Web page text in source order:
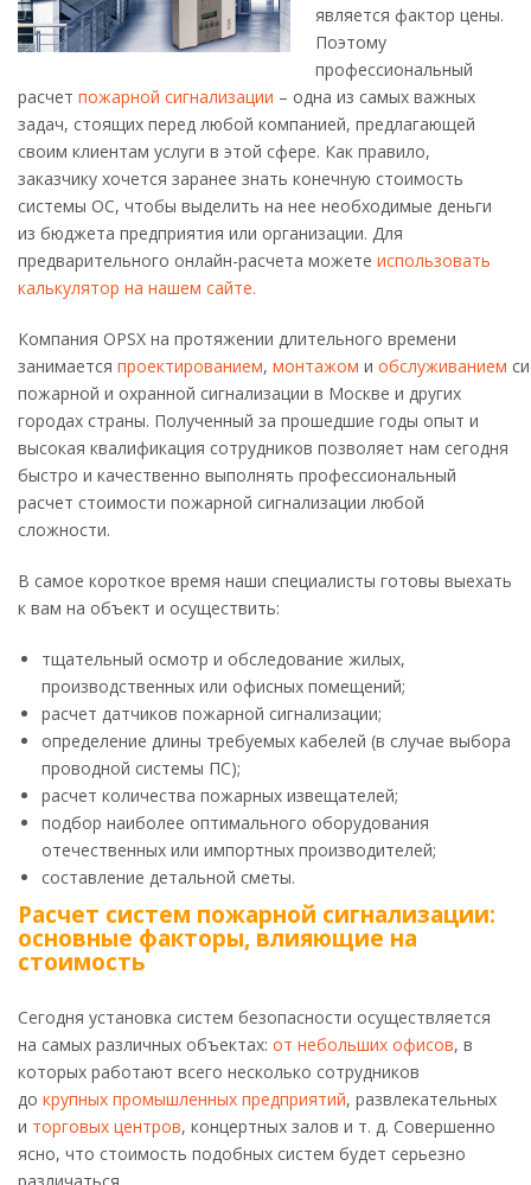
является фактор цены.
Поэтому
профессиональный
расчет пожарной сигнализации – одна из самых важных
задач, стоящих перед любой компанией, предлагающей
своим клиентам услуги в этой сфере. Как правило,
заказчику хочется заранее знать конечную стоимость
системы ОС, чтобы выделить на нее необходимые деньги
из бюджета предприятия или организации. Для
предварительного онлайн-расчета можете использовать
калькулятор на нашем сайте.
Компания OPSX на протяжении длительного времени
занимается проектированием, монтажом и обслуживанием
пожарной и охранной сигнализации в Москве и других
городах страны. Полученный за прошедшие годы опыт и
высокая квалификация сотрудников позволяет нам сегодня
быстро и качественно выполнять профессиональный
расчет стоимости пожарной сигнализации любой
сложности.
В самое короткое время наши специалисты готовы выехать
к вам на объект и осуществить:
тщательный осмотр и обследование жилых,
производственных или офисных помещений;
расчет датчиков пожарной сигнализации;
определение длины требуемых кабелей (в случае выбора
проводной системы ПС);
расчет количества пожарных извещателей;
подбор наиболее оптимального оборудования
отечественных или импортных производителей;
составление детальной сметы.
Расчет систем пожарной сигнализации:
основные факторы, влияющие на
стоимость
Сегодня установка систем безопасности осуществляется
на самых различных объектах: от небольших офисов, в
которых работают всего несколько сотрудников
до крупных промышленных предприятий, развлекательных
и торговых центров, концертных залов и т. д. Совершенно
ясно, что стоимость подобных систем будет серьезно